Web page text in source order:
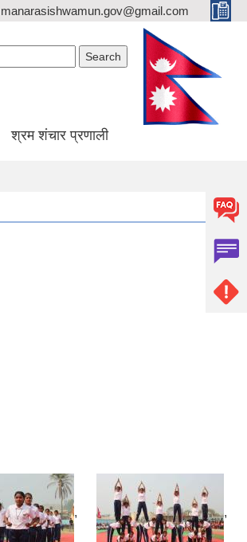
manarasishwamun.gov@gmail.com
श्रम शंचार प्रणाली
, ,